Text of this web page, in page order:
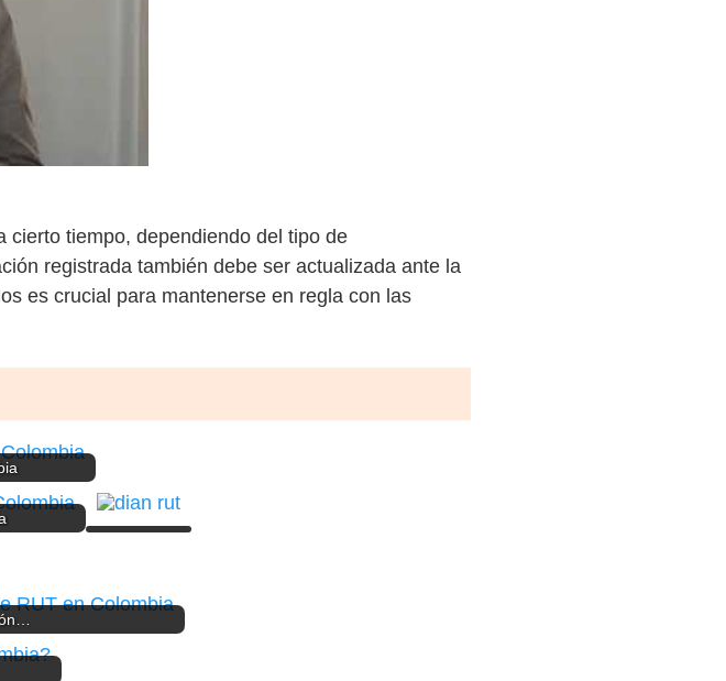
cierto tiempo, dependiendo del tipo de
registrada también debe ser actualizada ante la
es crucial para mantenerse en regla con las